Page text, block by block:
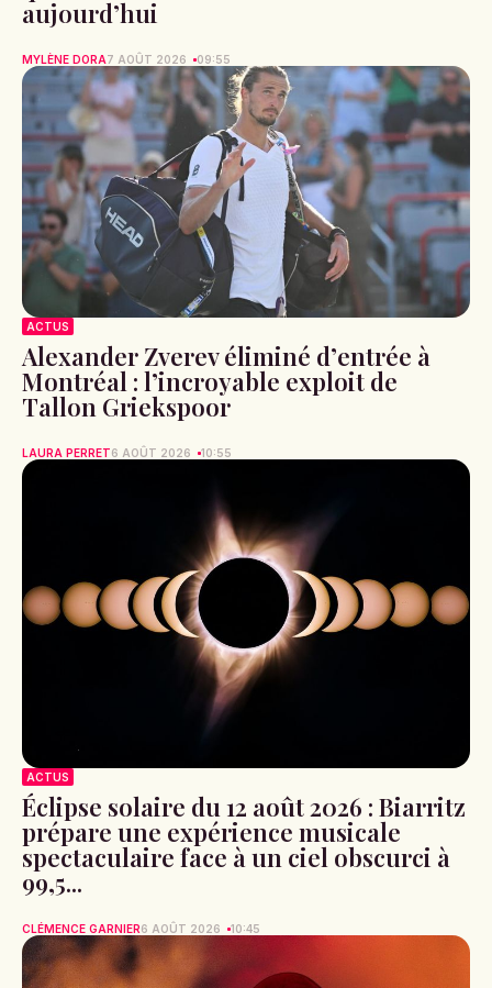
aujourd’hui
MYLÈNE DORA7 AOÛT 2026 09:55
ACTUS
Alexander Zverev éliminé d’entrée à
Montréal : l’incroyable exploit de
Tallon Griekspoor
LAURA PERRET6 AOÛT 2026 10:55
ACTUS
Éclipse solaire du 12 août 2026 : Biarritz
prépare une expérience musicale
spectaculaire face à un ciel obscurci à
99,5...
CLÉMENCE GARNIER6 AOÛT 2026 10:45